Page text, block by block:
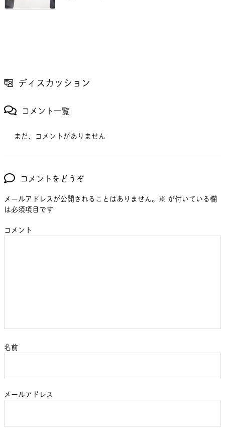
ディスカッション
コメント一覧
まだ、コメントがありません
コメントをどうぞ
メールアドレスが公開されることはありません。 ※ が付いている欄
は必須項目です
コメント
名前
メールアドレス